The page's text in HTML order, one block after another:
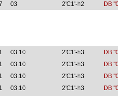
03 2'C1'-h2 DB
03.10 2'C1'-h3
DB
03.10 2'C1'-h3
DB
03.10 2'C1'-h3
DB
03.10 2'C1'-h3
DB